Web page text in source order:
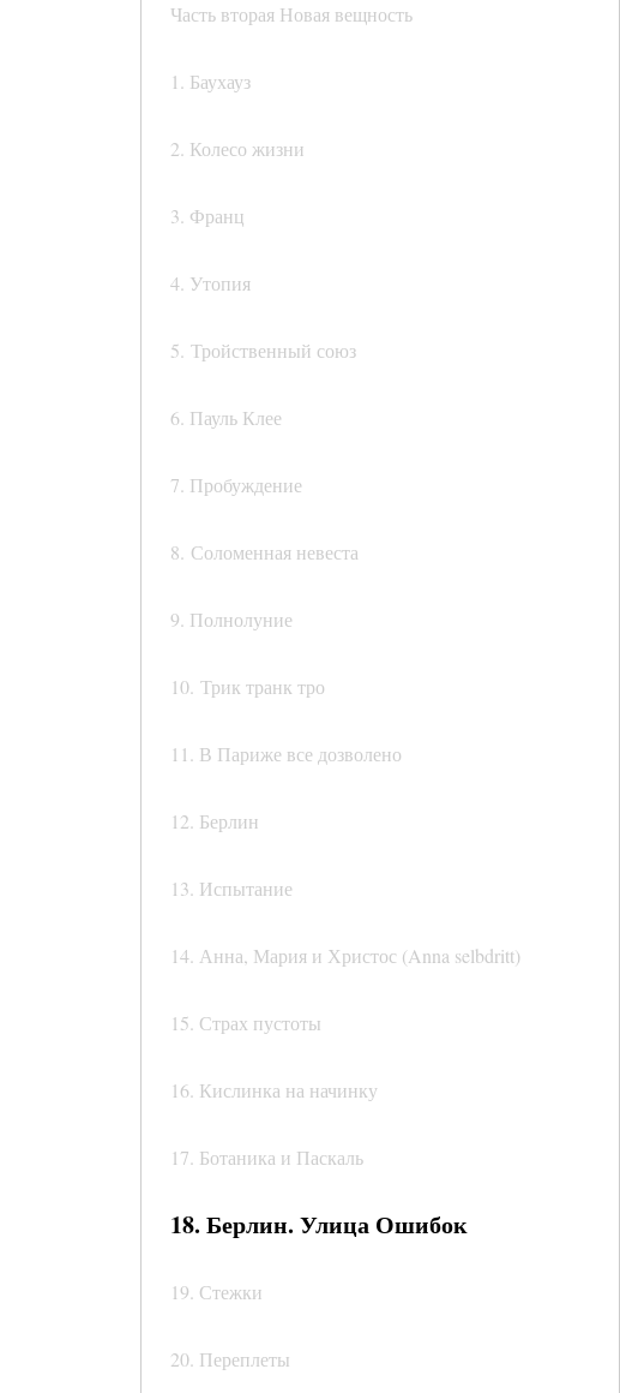
Часть вторая Новая вещность
1. Баухауз
2. Колесо жизни
3. Франц
4. Утопия
5. Тройственный союз
6. Пауль Клее
7. Пробуждение
8. Соломенная невеста
9. Полнолуние
10. Трик транк тро
11. В Париже все дозволено
12. Берлин
13. Испытание
14. Анна, Мария и Христос (Anna selbdritt)
15. Страх пустоты
16. Кислинка на начинку
17. Ботаника и Паскаль
18. Берлин. Улица Ошибок
19. Стежки
20. Переплеты